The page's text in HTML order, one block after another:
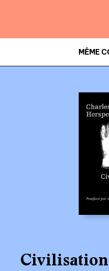
MÊME
Civilisation